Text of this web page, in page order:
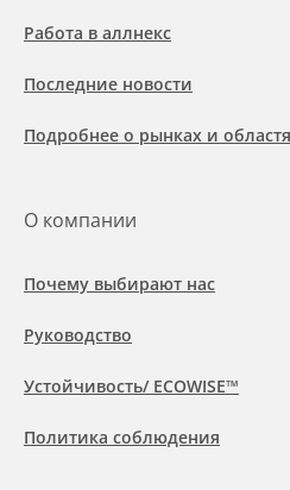
Работа в аллнекс
Последние новости
Подробнее о рынках и
О компании
Почему выбирают нас
Руководство
Устойчивость/ ECOWISE™
Политика соблюдения